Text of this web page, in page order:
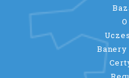
Banery